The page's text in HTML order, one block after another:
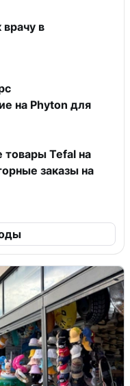
в
на Phyton для
товары Tefal на
заказы на